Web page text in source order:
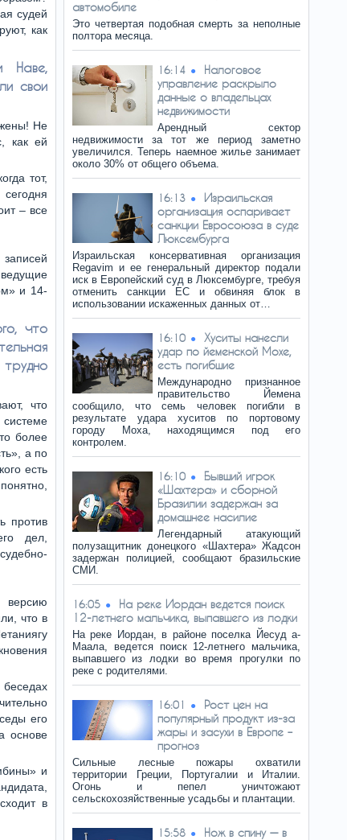
судей
как
Наве,
свои
Не
как ей
тот,
– все
и 14-
что
что
более
а по
есть
против
дел,
версию
что в
его
основе
и
в
автомобиле
Это четвертая подобная смерть за неполные
полтора месяца.
16:14
Налоговое
управление раскрыло
данные о владельцах
недвижимости
Арендный сектор
недвижимости за тот же период заметно
увеличился. Теперь наемное жилье занимает
около 30% от общего объема.
16:13
Израильская
организация оспаривает
санкции Евросоюза в суде
Люксембурга
Израильская консервативная организация
Regavim и ее генеральный директор подали
иск в Европейский суд в Люксембурге, требуя
отменить санкции ЕС и обвиняя блок в
использовании искаженных данных от…
16:10
Хуситы нанесли
удар по йеменской Мохе,
есть погибшие
Международно признанное
правительство Йемена
сообщило, что семь человек погибли в
результате удара хуситов по портовому
городу Моха, находящимся под его
контролем.
16:10
Бывший игрок
«Шахтера» и сборной
Бразилии задержан за
домашнее насилие
Легендарный атакующий
полузащитник донецкого «Шахтера» Жадсон
задержан полицией, сообщают бразильские
СМИ.
16:05
На реке Иордан ведется поиск
12-летнего мальчика, выпавшего из лодки
На реке Иордан, в районе поселка Йесуд а-
Маала, ведется поиск 12-летнего мальчика,
выпавшего из лодки во время прогулки по
реке с родителями.
16:01
Рост цен на
популярный продукт из-за
жары и засухи в Европе –
прогноз
Сильные лесные пожары охватили
территории Греции, Португалии и Италии.
Огонь и пепел уничтожают
сельскохозяйственные усадьбы и плантации.
15:58
Нож в спину — в